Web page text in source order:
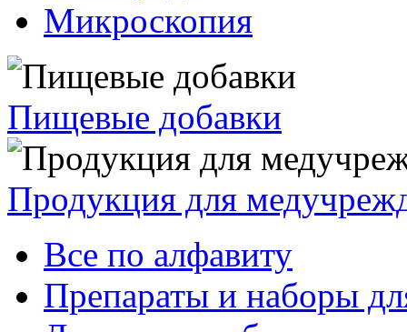
Микроскопия
Пищевые добавки
Продукция для
Все по алфавиту
Препараты и наборы